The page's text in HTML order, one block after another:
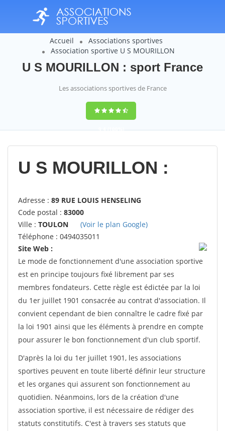
Accueil
Associations sportives
Association sportive U S MOURILLON
U S MOURILLON : sport France
Les associations sportives de France
9,4(100%)
14358votes
U S MOURILLON :
Adresse : 89 RUE LOUIS HENSELING
Code postal : 83000
Ville : TOULON
(Voir le plan Google)
Téléphone : 0494035011
Site Web :
Le mode de fonctionnement d'une association sportive
est en principe toujours fixé librement par ses
membres fondateurs. Cette règle est édictée par la loi
du 1er juillet 1901 consacrée au contrat d'association. Il
convient cependant de bien connaître le cadre fixé par
la loi 1901 ainsi que les éléments à prendre en compte
pour assurer le bon fonctionnement d'un club sportif.
D'après la loi du 1er juillet 1901, les associations
sportives peuvent en toute liberté définir leur structure
et les organes qui assurent son fonctionnement au
quotidien. Néanmoins, lors de la création d'une
association sportive, il est nécessaire de rédiger des
statuts constitutifs. C'est à travers ses statuts que